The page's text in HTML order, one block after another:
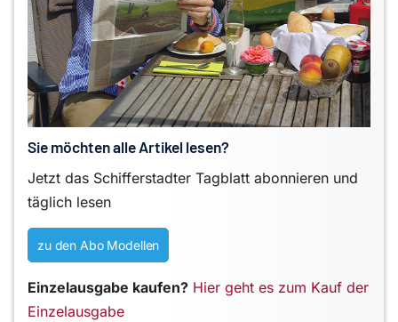
Sie möchten alle Artikel lesen?
Jetzt das Schifferstadter Tagblatt abonnieren und
täglich lesen
zu den Abo Modellen
Einzelausgabe kaufen? Hier geht es zum Kauf der
Einzelausgabe